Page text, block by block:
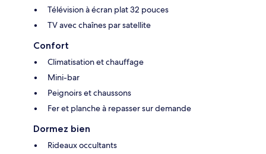
Télévision à écran plat 32 pouces
TV avec chaînes par satellite
Confort
Climatisation et chauffage
Mini-bar
Peignoirs et chaussons
Fer et planche à repasser sur demande
Dormez bien
Rideaux occultants